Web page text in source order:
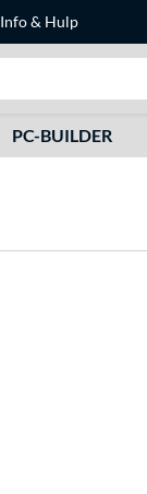
Info & Hulp
PC-BUILDER